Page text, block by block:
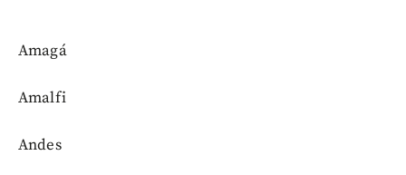
Amagá
Amalfi
Andes